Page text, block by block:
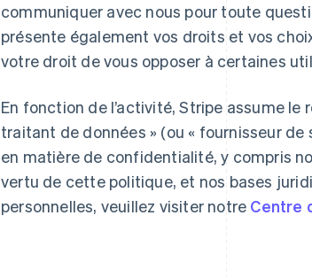
communiquer avec nous pour toute
présente également vos droits et vos
votre droit de vous opposer à certaines
En fonction de l’activité, Stripe assume le
traitant de données » (ou « fournisseur
en matière de confidentialité, y compris
vertu de cette politique, et nos bases
personnelles, veuillez visiter notre Centre